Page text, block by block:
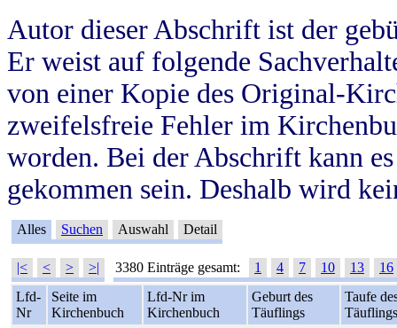
Autor dieser Abschrift ist der
Er weist auf folgende
von einer Kopie des Original-
zweifelsfreie Fehler im
worden. Bei der Abschrift kann
gekommen sein. Deshalb wird
Alles Suchen Auswahl Detail
|< < > >| 3380 Einträge gesamt: 1 4 7 10 13
16
Lfd-
Nr
Seite im
Kirchenbuch
Lfd-Nr im
Kirchenbuch
Geburt des
Täuflings
Taufe
Täuflings